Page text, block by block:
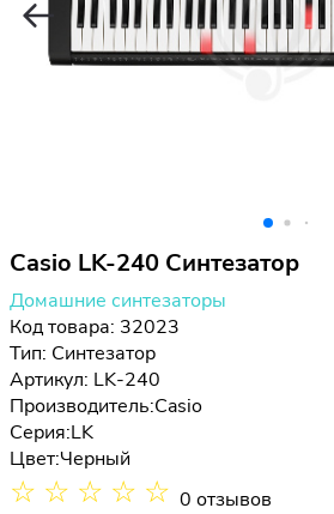
Casio LK-240 Синтезатор
Домашние синтезаторы
Код товара: 32023
Тип: Синтезатор
Артикул: LK-240
Производитель:Casio
Серия:LK
Цвет:Черный
☆ ☆ ☆ ☆ ☆ 0 отзывов